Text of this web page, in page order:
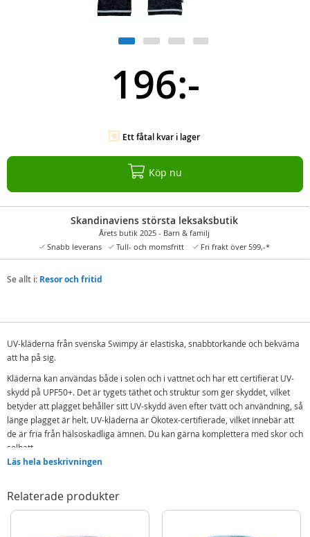
196:-
Ett fåtal kvar i lager
Köp nu
Skandinaviens största leksaksbutik
Årets butik 2025 - Barn & familj
Snabb leverans
Tull- och momsfritt Fri frakt över 599,-*
Se allt i: Resor och fritid
UV-kläderna från svenska Swimpy är elastiska, snabbtorkande och bekväma
att ha på sig.
Kläderna kan användas både i solen och i vattnet och har ett certifierat UV-
skydd på UPF50+. Det är tygets täthet och struktur som ger skyddet, vilket
betyder att plagget behåller sitt UV-skydd även efter tvätt och användning, så
länge plagget är helt. UV-kläderna är Ökotex-certifierade, vilket innebär att
de är fria från hälsoskadliga ämnen. Du kan gärna komplettera med skor och
solhatt.
UV-skydd UPF50+
Snabbtorkande
Läs hela beskrivningen
Relaterade produkter